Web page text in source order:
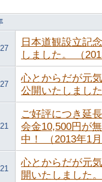
日本道観設立記
しました。 （
心とからだが元
公開いたしまし
ご好評につき延
会金10,500円が
中！ （2013年1
心とからだが元
開いたしました。